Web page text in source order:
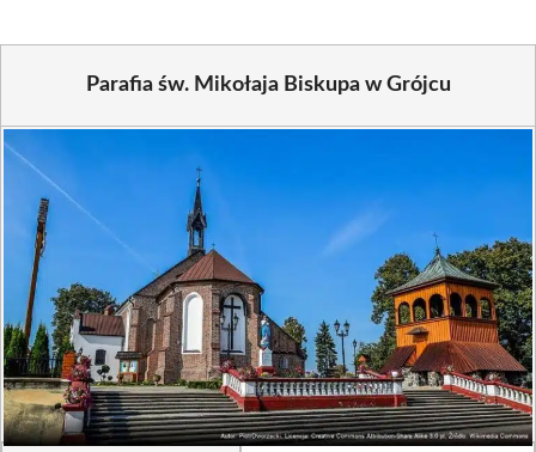
Parafia św. Mikołaja Biskupa w Grójcu